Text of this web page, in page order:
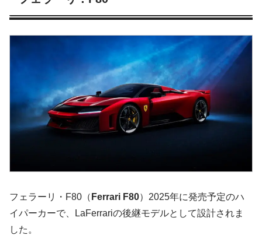
フェラーリ・F80（ Ferrari F80）2025年に発売予定のハ
イパーカーで、LaFerrariの後継モデルとして設計されま
した。